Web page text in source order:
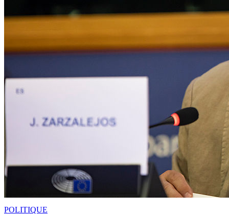
POLITIQUE